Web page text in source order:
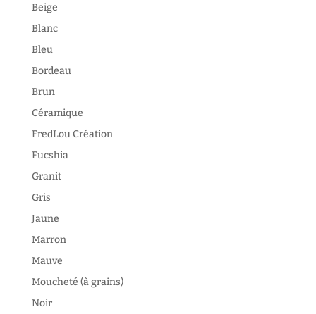
Beige
Blanc
Bleu
Bordeau
Brun
Céramique
FredLou Création
Fucshia
Granit
Gris
Jaune
Marron
Mauve
Moucheté (à grains)
Noir